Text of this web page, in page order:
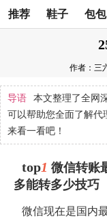
推荐 鞋子 包包
作者：三
导语
本文整理了全网
可以帮助您全面了解代
来看一看吧！
top1 微信转账
多能转多少技巧
微信现在是国内